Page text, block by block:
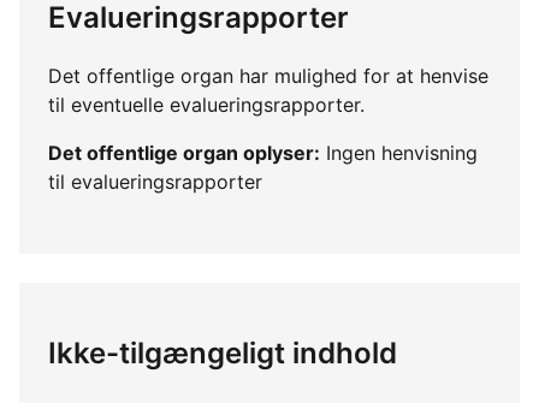
Evalueringsrapporter
Det offentlige organ har mulighed for at henvise
til eventuelle evalueringsrapporter.
Det offentlige organ oplyser: Ingen henvisning
til evalueringsrapporter
Ikke-tilgængeligt indhold